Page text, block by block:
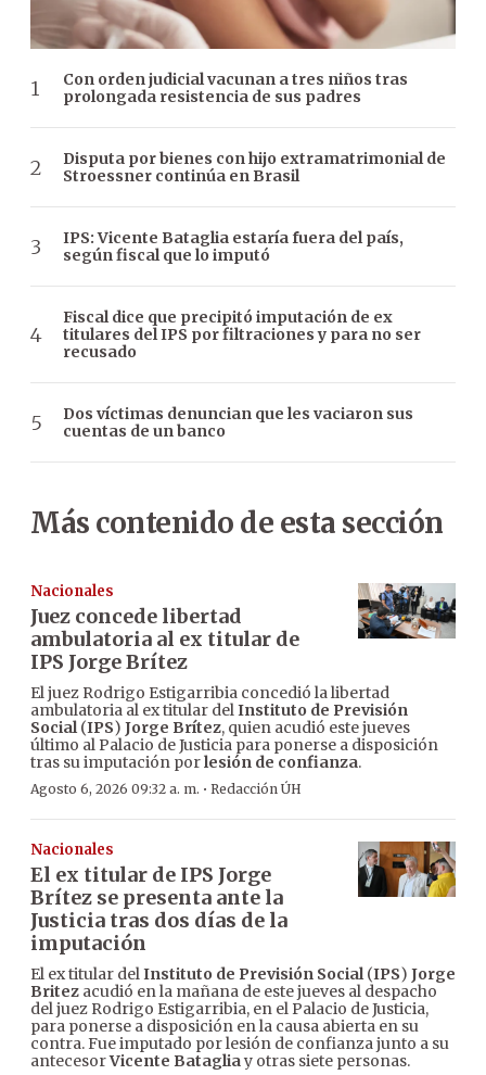
Con orden judicial vacunan a tres niños tras
prolongada resistencia de sus padres
Disputa por bienes con hijo extramatrimonial de
Stroessner continúa en Brasil
IPS: Vicente Bataglia estaría fuera del país,
según fiscal que lo imputó
Fiscal dice que precipitó imputación de ex
titulares del IPS por filtraciones y para no ser
recusado
Dos víctimas denuncian que les vaciaron sus
cuentas de un banco
Más contenido de esta sección
Nacionales
Juez concede libertad
ambulatoria al ex titular de
IPS Jorge Brítez
El juez Rodrigo Estigarribia concedió la libertad
ambulatoria al ex titular delInstituto de Previsión
Social(IPS) Jorge Brítez, quien acudió este jueves
último al Palacio de Justicia para ponerse a disposición
tras su imputación porlesión de confianza.
Agosto 6, 2026 09:32 a. m. · Redacción ÚH
Nacionales
El ex titular de IPS Jorge
Brítez se presenta ante la
Justicia tras dos días de la
imputación
El ex titular delInstituto de Previsión Social(IPS) Jorge
Britez acudió en la mañana de este jueves al despacho
del juez Rodrigo Estigarribia, en el Palacio de Justicia,
para ponerse a disposición en la causa abierta en su
contra. Fue imputado por lesión de confianza junto a su
antecesorVicente Batagliay otras siete personas.